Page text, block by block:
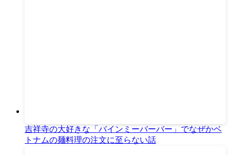
吉祥寺の大好きな「バインミーバーバー」でなぜかベ
トナムの麺料理の注文に至らない話